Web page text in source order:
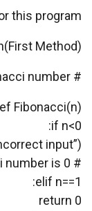
this program
Method):
# Function for nth Fibonacci number
Fibonacci(n):
if n<0:
input”)
# First Fibonacci number is 0
elif n==1:
return 0